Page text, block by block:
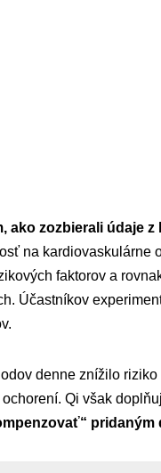
ako zozbierali údaje
na kardiovaskulárne
faktorov a
Účastníkov
denne znížilo
Qi však